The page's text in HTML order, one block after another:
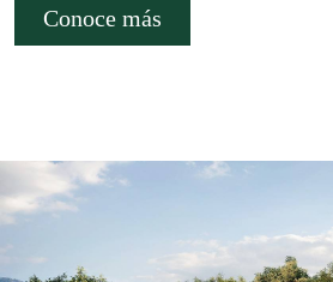
Conoce más